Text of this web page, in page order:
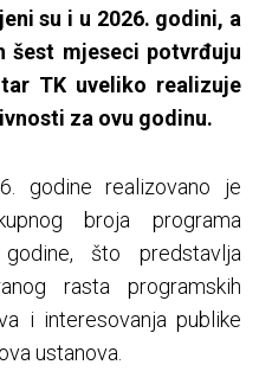
su i u 2026. godini, a
šest mjeseci potvrđuju
TK uveliko realizuje
za ovu godinu.
godine realizovano je
broja programa
što predstavlja
rasta programskih
i interesovanja publike
ustanova.